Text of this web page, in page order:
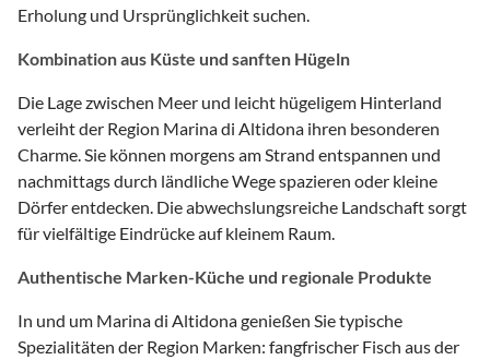
Erholung und Ursprünglichkeit suchen.
Kombination aus Küste und sanften Hügeln
Die Lage zwischen Meer und leicht hügeligem Hinterland
verleiht der Region Marina di Altidona ihren besonderen
Charme. Sie können morgens am Strand entspannen und
nachmittags durch ländliche Wege spazieren oder kleine
Dörfer entdecken. Die abwechslungsreiche Landschaft sorgt
für vielfältige Eindrücke auf kleinem Raum.
Authentische Marken-Küche und regionale Produkte
In und um Marina di Altidona genießen Sie typische
Spezialitäten der Region Marken: fangfrischer Fisch aus der